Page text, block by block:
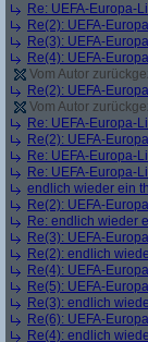
Re: UEFA-Europa-
Re(2): UEFA-
Re(3): UEFA-
Re(4): UEFA-
Vom Autor
Re(2): UEFA-
Vom Autor
Re: UEFA-Europa-
Re(2): UEFA-
Re: UEFA-Europa-
Re: UEFA-Europa-
endlich wieder ein
Re(2): UEFA-
Re: endlich wieder
Re(3): UEFA-
Re(2): endlich
Re(4): UEFA-
Re(5): UEFA-
Re(3): endlich
Re(6): UEFA-
Re(4): endlich